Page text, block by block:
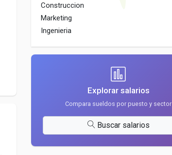
Construccion
Marketing
Ingenieria
Explorar salarios
Compara sueldos por puesto y sector
Buscar salarios